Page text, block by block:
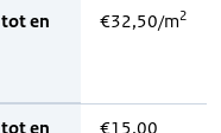
en
€32,50/m2
en
€15,00